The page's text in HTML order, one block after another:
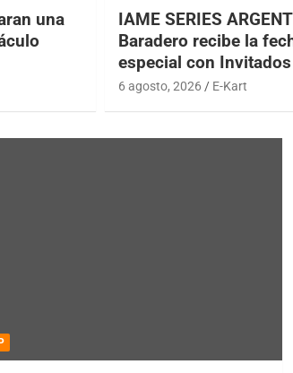
una
IAME SERIES
Baradero recibe la
especial con Invitados
6 agosto, 2026 E-Kart